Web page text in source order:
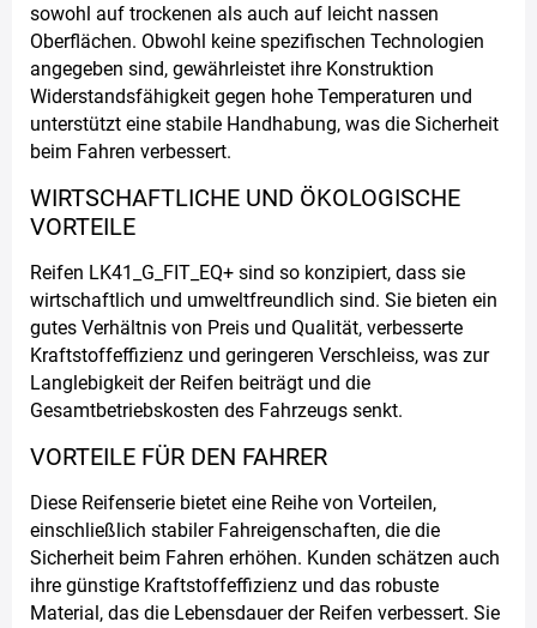
sowohl auf trockenen als auch auf leicht nassen
Oberflächen. Obwohl keine spezifischen Technologien
angegeben sind, gewährleistet ihre Konstruktion
Widerstandsfähigkeit gegen hohe Temperaturen und
unterstützt eine stabile Handhabung, was die Sicherheit
beim Fahren verbessert.
WIRTSCHAFTLICHE UND ÖKOLOGISCHE
VORTEILE
Reifen LK41_G_FIT_EQ+ sind so konzipiert, dass sie
wirtschaftlich und umweltfreundlich sind. Sie bieten ein
gutes Verhältnis von Preis und Qualität, verbesserte
Kraftstoffeffizienz und geringeren Verschleiss, was zur
Langlebigkeit der Reifen beiträgt und die
Gesamtbetriebskosten des Fahrzeugs senkt.
VORTEILE FÜR DEN FAHRER
Diese Reifenserie bietet eine Reihe von Vorteilen,
einschließlich stabiler Fahreigenschaften, die die
Sicherheit beim Fahren erhöhen. Kunden schätzen auch
ihre günstige Kraftstoffeffizienz und das robuste
Material, das die Lebensdauer der Reifen verbessert. Sie